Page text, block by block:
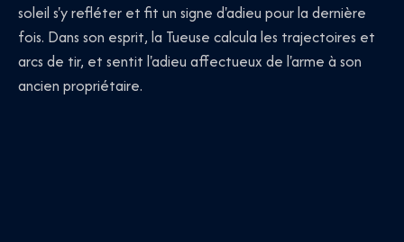
soleil s'y refléter et fit un signe d'adieu pour la dernière
fois. Dans son esprit, la Tueuse calcula les trajectoires et
arcs de tir, et sentit l'adieu affectueux de l'arme à son
ancien propriétaire.